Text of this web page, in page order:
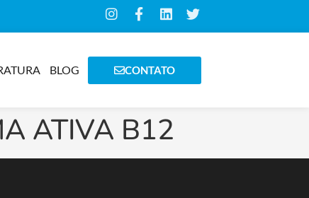
BLOG CONTATO
ATIVA B12